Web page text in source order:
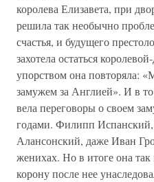
королева Елизавета, при
решила так необычно
счастья, и будущего
захотела остаться
упорством она повторяла:
замужем за Англией». И в
вела переговоры о своем
годами. Филипп
Алансонский, даже Иван
женихах. Но в итоге она
корону после нее